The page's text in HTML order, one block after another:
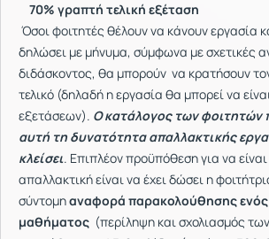
70% γραπτή τελική εξέταση
Όσοι φοιτητές θέλουν να κάνουν εργασία
δηλώσει με μήνυμα, σύμφωνα με σχετικές
διδάσκοντος, θα μπορούν να κρατήσουν
τελικό (δηλαδή η εργασία θα μπορεί να
εξετάσεων). Ο κατάλογος των φοιτητών
αυτή τη δυνατότητα απαλλακτικής
κλείσει. Επιπλέον προϋπόθεση για να
απαλλακτική είναι να έχει δώσει η
σύντομηαναφορά παρακολούθησης
μαθήματος (περίληψη και σχολιασμός